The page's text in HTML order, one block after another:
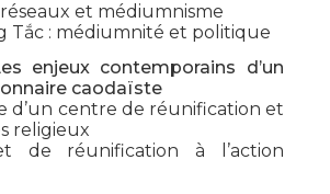
et médiumnisme
Tắc : médiumnité et politique
enjeux contemporains d’un
caodaïste
d’un centre de réunification et
religieux
de réunification à l’action